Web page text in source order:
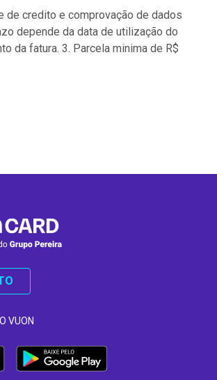
de credito e comprovação de dados
depende da data de utilização do
da fatura. 3. Parcela minima de R$
VUON